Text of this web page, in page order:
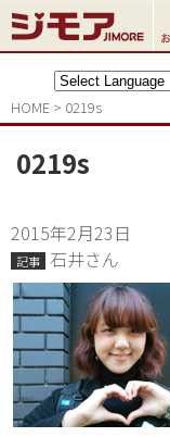
HOME > 0219s
0219s
2015年2月23日
記事 石井さん